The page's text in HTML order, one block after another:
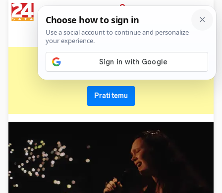
PRIJAVA
News
eurosong 2025
Prati temu